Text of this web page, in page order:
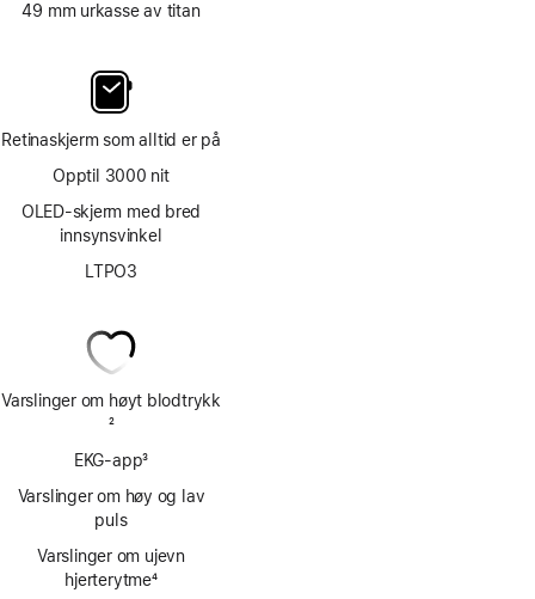
49 mm urkasse av titan
Retinaskjerm som alltid er på
Opptil 3000 nit
OLED-skjerm med bred
innsynsvinkel
LTPO3
Varslinger om høyt blodtrykk
2
EKG-app3
Varslinger om høy og lav
puls
Varslinger om ujevn
hjerterytme4